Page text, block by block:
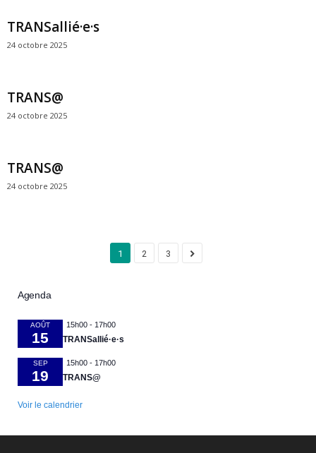
TRANSallié·e·s
24 octobre 2025
TRANS@
24 octobre 2025
TRANS@
24 octobre 2025
1 2 3
Agenda
AOÛT
15
15h00 - 17h00
TRANSallié·e·s
SEP
19
15h00 - 17h00
TRANS@
Voir le calendrier